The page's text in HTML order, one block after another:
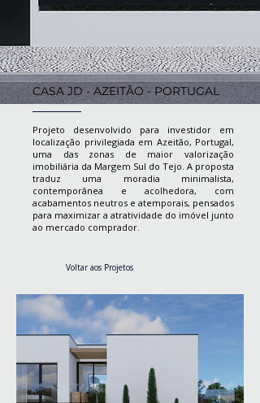
CASA JD - AZEITÃO - PORTUGAL
Projeto desenvolvido para investidor em
localização privilegiada em Azeitão, Portugal,
uma das zonas de maior valorização
imobiliária da Margem Sul do Tejo. A proposta
traduz uma moradia minimalista,
contemporânea e acolhedora, com
acabamentos neutros e atemporais, pensados
para maximizar a atratividade do imóvel junto
ao mercado comprador.
Voltar aos Projetos